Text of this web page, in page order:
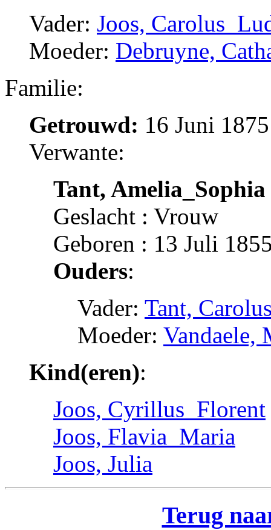
Vader: Joos,
Moeder: Debruyne,
Familie:
Getrouwd: 16 Juni
Verwante:
Tant, Amelia_Sophia
Geslacht : Vrouw
Geboren : 13 Juli
Ouders:
Vader: Tant,
Moeder: Vandaele,
Kind(eren):
Joos, Cyrillus_Florent
Joos, Flavia_Maria
Joos, Julia
Terug